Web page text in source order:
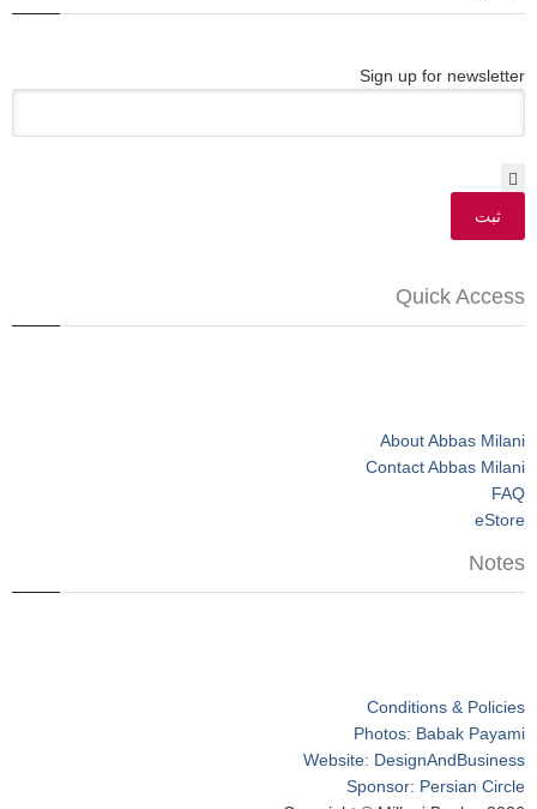
Sign up for newsletter
Quick Access
About Abbas Milani
Contact Abbas Milani
FAQ
eStore
Notes
Conditions & Policies
Photos: Babak Payami
Website: DesignAndBusiness
Sponsor: Persian Circle